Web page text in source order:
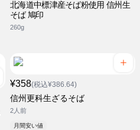
北海道中標津産そば粉使用 信州生
そば 鳩印
260g
¥358(税込¥386.64)
信州更科生ざるそば
2人前
月間安い値